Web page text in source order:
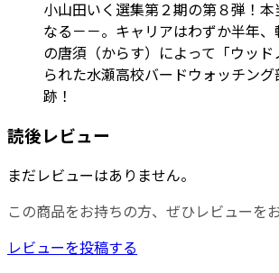
小山田いく選集第２期の第８弾！
なる－－。キャリアはわずか半年
の唐須（からす）によって「ウッ
られた水瀬高校バードウォッチン
跡！
読後レビュー
まだレビューはありません。
この商品をお持ちの方、ぜひレビューを
レビューを投稿する